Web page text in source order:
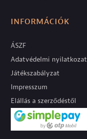
INFORMÁCIÓK
ÁSZF
Adatvédelmi nyilatkozat
Játékszabályzat
Impresszum
Elállás a szerződéstől